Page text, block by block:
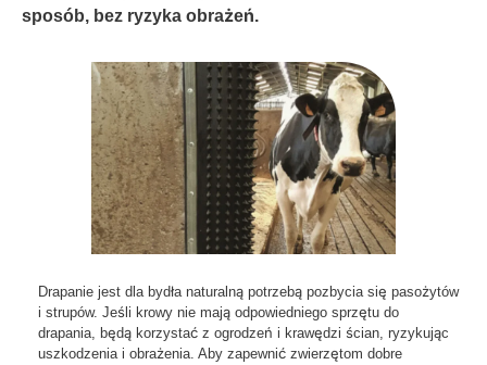
sposób, bez ryzyka obrażeń.
Drapanie jest dla bydła naturalną potrzebą pozbycia się pasożytów
i strupów. Jeśli krowy nie mają odpowiedniego sprzętu do
drapania, będą korzystać z ogrodzeń i krawędzi ścian, ryzykując
uszkodzenia i obrażenia. Aby zapewnić zwierzętom dobre